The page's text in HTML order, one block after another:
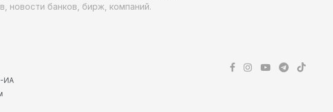
новости банков, бирж, компаний.
ИА